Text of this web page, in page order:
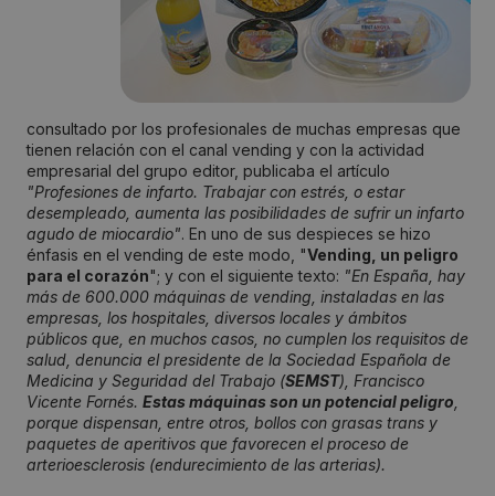
consultado por los profesionales de muchas empresas que
tienen relación con el canal vending y con la actividad
empresarial del grupo editor, publicaba el artículo
"Profesiones de infarto. Trabajar con estrés, o estar
desempleado, aumenta las posibilidades de sufrir un infarto
agudo de miocardio". En uno de sus despieces se hizo
énfasis en el vending de este modo, "Vending, un peligro
para el corazón"; y con el siguiente texto: "En España, hay
más de 600.000 máquinas de vending, instaladas en las
empresas, los hospitales, diversos locales y ámbitos
públicos que, en muchos casos, no cumplen los requisitos de
salud, denuncia el presidente de la Sociedad Española de
Medicina y Seguridad del Trabajo (SEMST), Francisco
Vicente Fornés. Estas máquinas son un potencial peligro
porque dispensan, entre otros, bollos con grasas trans y
paquetes de aperitivos que favorecen el proceso de
arterioesclerosis (endurecimiento de las arterias).